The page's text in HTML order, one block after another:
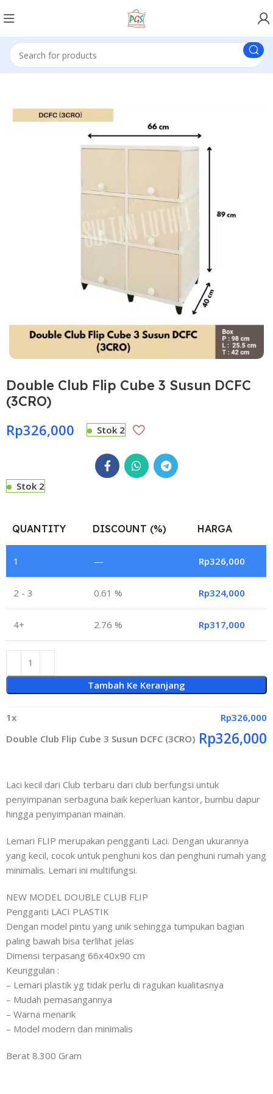
Double Club Flip Cube 3 Susun DCFC
(3CRO)
Rp326,000 Stok 2
Stok 2
QUANTITY DISCOUNT (%) HARGA
1 — Rp326,000
2 - 3 0.61 % Rp324,000
4+ 2.76 % Rp317,000
Tambah Ke Keranjang
1x Rp326,000
Double Club Flip Cube 3 Susun DCFC (3CRO) Rp326,000
Laci kecil dari Club terbaru dari club berfungsi untuk
penyimpanan serbaguna baik keperluan kantor, bumbu dapur
hingga penyimpanan mainan.
Lemari FLIP merupakan pengganti Laci. Dengan ukurannya
yang kecil, cocok untuk penghuni kos dan penghuni rumah yang
minimalis. Lemari ini multifungsi.
NEW MODEL DOUBLE CLUB FLIP
Pengganti LACI PLASTIK
Dengan model pintu yang unik sehingga tumpukan bagian
paling bawah bisa terlihat jelas
Dimensi terpasang 66x40x90 cm
Keunggulan :
– Lemari plastik yg tidak perlu di ragukan kualitasnya
– Mudah pemasangannya
– Warna menarik
– Model modern dan minimalis
Berat 8.300 Gram